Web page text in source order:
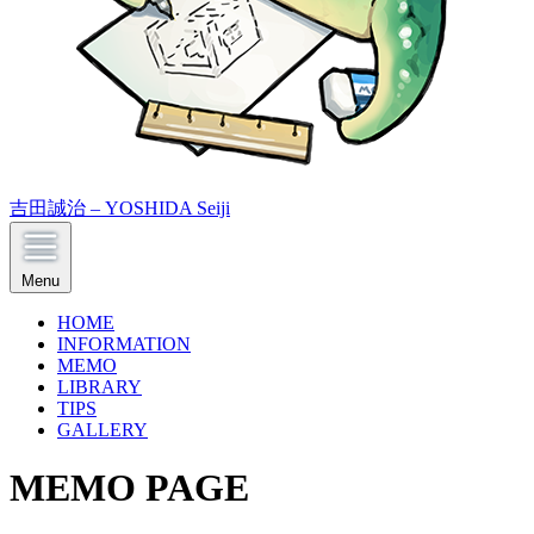
吉田誠治 – YOSHIDA Seiji
Menu
HOME
INFORMATION
MEMO
LIBRARY
TIPS
GALLERY
MEMO PAGE